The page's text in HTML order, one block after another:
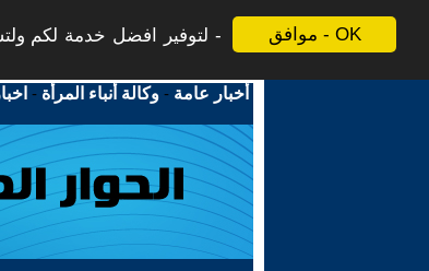
موافق - OK
لتوفير افضل خدمة لكم
أخبار عامة -وكالة أنباء المرأة -